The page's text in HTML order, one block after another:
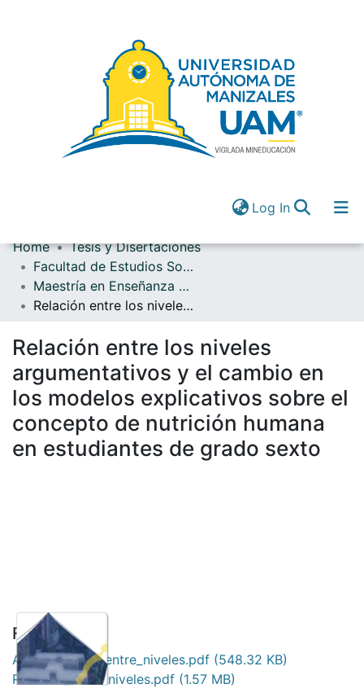
Log In(current)
Communities & Collections
All of DSpace
Log In(current)
Home
Tesis y Disertaciones
Facultad de Estudios Sociales y Empresariales
Maestría en Enseñanza de las Ciencias
Relación entre los niveles argumentativos y el cambio en los modelos explicativos sobre el concepto de nutrición humana en estudiantes de grado sexto
Relación entre los niveles
argumentativos y el cambio en
los modelos explicativos sobre el
concepto de nutrición humana
en estudiantes de grado sexto
No
Thumbnail
Available
Files
Auto_Relación_entre_niveles.pdf (548.32 KB)
Relación_entre_niveles.pdf (1.57 MB)